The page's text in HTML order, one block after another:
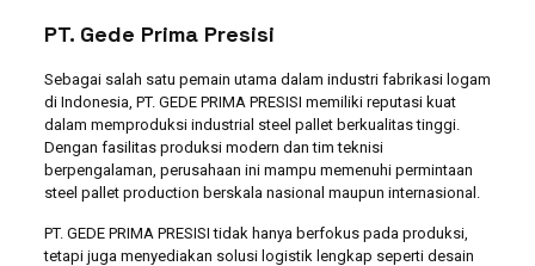
PT. Gede Prima Presisi
Sebagai salah satu pemain utama dalam industri fabrikasi logam
di Indonesia, PT. GEDE PRIMA PRESISI memiliki reputasi kuat
dalam memproduksi industrial steel pallet berkualitas tinggi.
Dengan fasilitas produksi modern dan tim teknisi
berpengalaman, perusahaan ini mampu memenuhi permintaan
steel pallet production berskala nasional maupun internasional.
PT. GEDE PRIMA PRESISI tidak hanya berfokus pada produksi,
tetapi juga menyediakan solusi logistik lengkap seperti desain